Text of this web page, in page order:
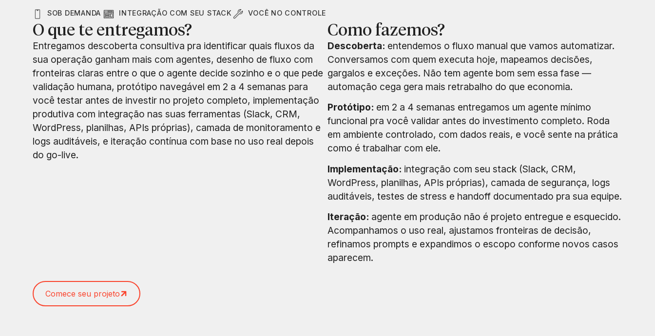
SOB DEMANDA INTEGRAÇÃO COM SEU STACK VOCÊ NO CONTROLE
O que te entregamos?
Entregamos descoberta consultiva pra identificar quais fluxos da
sua operação ganham mais com agentes, desenho de fluxo com
fronteiras claras entre o que o agente decide sozinho e o que pede
validação humana, protótipo navegável em 2 a 4 semanas para
você testar antes de investir no projeto completo, implementação
produtiva com integração nas suas ferramentas (Slack, CRM,
WordPress, planilhas, APIs próprias), camada de monitoramento e
logs auditáveis, e iteração contínua com base no uso real depois
do go-live.
Como fazemos?
Descoberta: entendemos o fluxo manual que vamos automatizar.
Conversamos com quem executa hoje, mapeamos decisões,
gargalos e exceções. Não tem agente bom sem essa fase —
automação cega gera mais retrabalho do que economia.
Protótipo: em 2 a 4 semanas entregamos um agente mínimo
funcional pra você validar antes do investimento completo. Roda
em ambiente controlado, com dados reais, e você sente na prática
como é trabalhar com ele.
Implementação: integração com seu stack (Slack, CRM,
WordPress, planilhas, APIs próprias), camada de segurança, logs
auditáveis, testes de stress e handoff documentado pra sua equipe.
Iteração: agente em produção não é projeto entregue e esquecido.
Acompanhamos o uso real, ajustamos fronteiras de decisão,
refinamos prompts e expandimos o escopo conforme novos casos
aparecem.
Comece seu projeto